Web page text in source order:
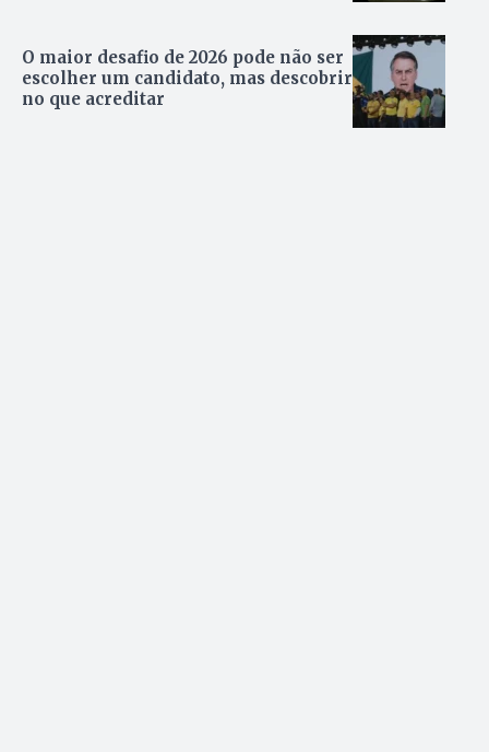
O maior desafio de 2026 pode não ser
escolher um candidato, mas descobrir
no que acreditar